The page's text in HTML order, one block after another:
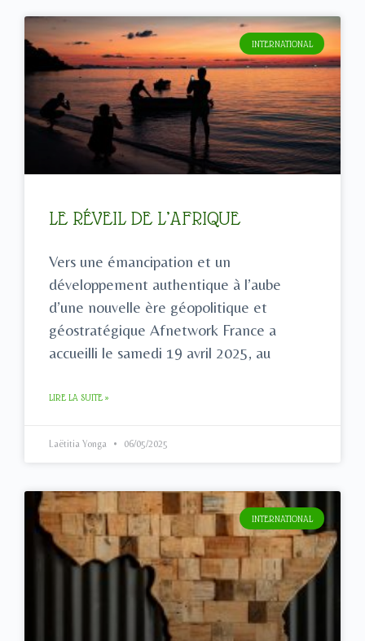
INTERNATIONAL
LE RÉVEIL DE L’AFRIQUE
Vers une émancipation et un
développement authentique à l’aube
d’une nouvelle ère géopolitique et
géostratégique Afnetwork France a
accueilli le samedi 19 avril 2025, au
LIRE LA SUITE »
Laëtitia Yonga 06/05/2025
INTERNATIONAL